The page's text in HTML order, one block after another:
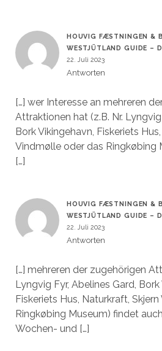
HOUVIG FÆSTNINGEN &
WESTJÜTLAND GUIDE –
22. Juli 2023
Antworten
[…] wer Interesse an mehreren
Attraktionen hat (z.B. Nr.
Bork Vikingehavn, Fiskeriets
Vindmølle oder das Ringkøbing
[…]
HOUVIG FÆSTNINGEN &
WESTJÜTLAND GUIDE –
22. Juli 2023
Antworten
[…] mehreren der zugehörigen
Lyngvig Fyr, Abelines Gard, Bork
Fiskeriets Hus, Naturkraft,
Ringkøbing Museum) findet
Wochen- und […]